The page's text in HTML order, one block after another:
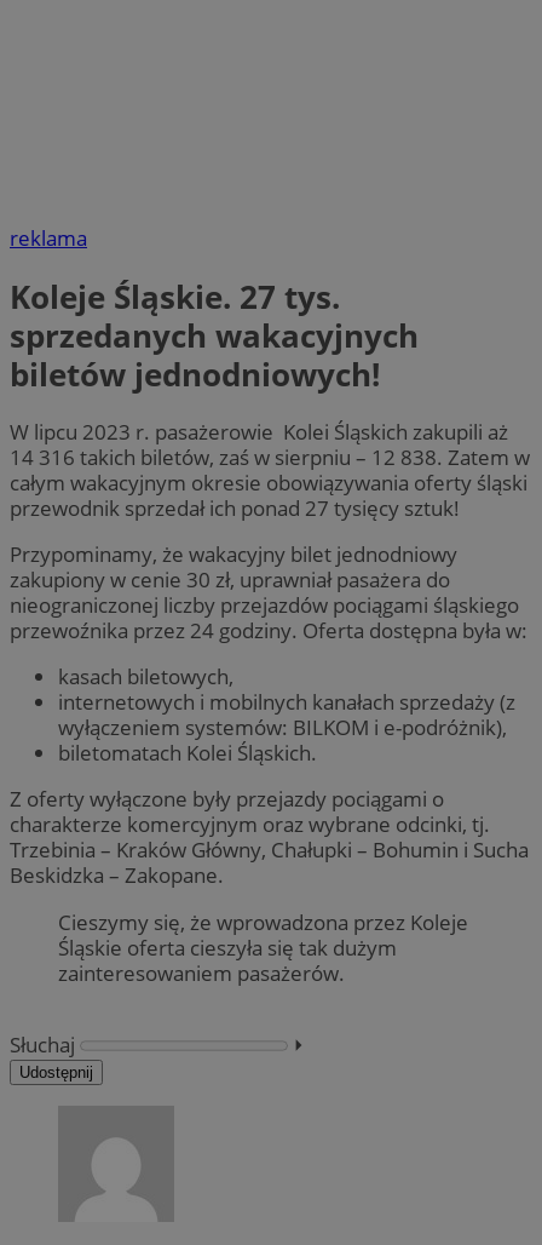
reklama
Koleje Śląskie. 27 tys.
sprzedanych wakacyjnych
biletów jednodniowych!
W lipcu 2023 r. pasażerowie Kolei Śląskich zakupili aż
14 316 takich biletów, zaś w sierpniu – 12 838. Zatem w
całym wakacyjnym okresie obowiązywania oferty śląski
przewodnik sprzedał ich ponad 27 tysięcy sztuk!
Przypominamy, że wakacyjny bilet jednodniowy
zakupiony w cenie 30 zł, uprawniał pasażera do
nieograniczonej liczby przejazdów pociągami śląskiego
przewoźnika przez 24 godziny. Oferta dostępna była w:
kasach biletowych,
internetowych i mobilnych kanałach sprzedaży (z
wyłączeniem systemów: BILKOM i e-podróżnik),
biletomatach Kolei Śląskich.
Z oferty wyłączone były przejazdy pociągami o
charakterze komercyjnym oraz wybrane odcinki, tj.
Trzebinia – Kraków Główny, Chałupki – Bohumin i Sucha
Beskidzka – Zakopane.
Cieszymy się, że wprowadzona przez Koleje
Śląskie oferta cieszyła się tak dużym
zainteresowaniem pasażerów.
Słuchaj ⏵︎
Udostępnij